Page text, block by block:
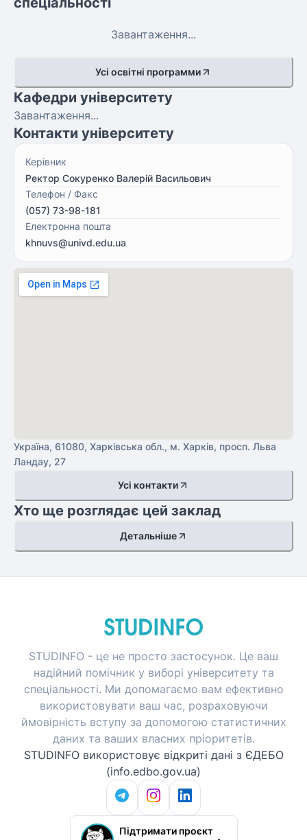
Завантаження...
Усі освітні программи
Кафедри університету
Завантаження...
Контакти університету
Керівник
Ректор Сокуренко Валерій Васильович
Телефон / Факс
(057) 73-98-181
Електронна пошта
khnuvs@univd.edu.ua
Україна, 61080, Харківська обл., м. Харків, просп. Льва
Ландау, 27
Усі контакти
Хто ще розглядає цей заклад
Детальніше
STUDINFO - це не просто застосунок. Це ваш
надійний помічник у виборі університету та
спеціальності. Ми допомагаємо вам ефективно
використовувати ваш час, розраховуючи
ймовірність вступу за допомогою статистичних
даних та ваших власних пріоритетів.
STUDINFO використовує відкриті дані з ЄДЕБО
(info.edbo.gov.ua)
Підтримати проєкт